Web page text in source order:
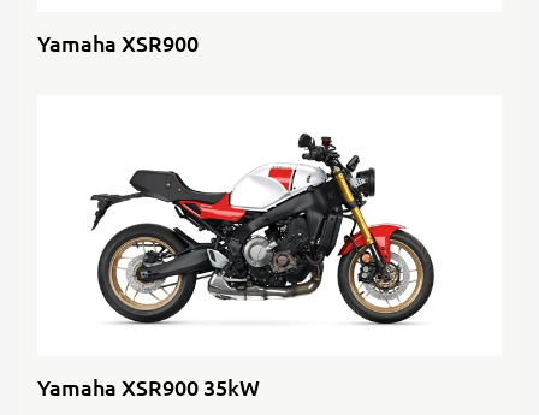
Yamaha XSR900
Yamaha XSR900 35kW